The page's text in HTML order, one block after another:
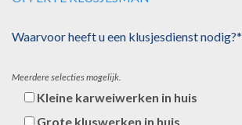
Waarvoor heeft u een klusjesdienst nodig?*
Meerdere selecties mogelijk.
Kleine karweiwerken in huis
Grote kluswerken in huis